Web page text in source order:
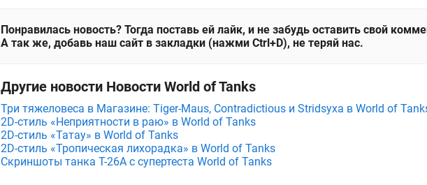
Понравилась новость? Тогда поставь ей лайк, и не забудь оставить свой
А так же, добавь наш сайт в закладки (нажми Ctrl+D), не теряй нас.
Другие новости Новости World of Tanks
Три тяжеловеса в Магазине: Tiger-Maus, Contradictious и Stridsyxa в World of
2D-стиль «Неприятности в раю» в World of Tanks
2D-стиль «Татау» в World of Tanks
2D-стиль «Тропическая лихорадка» в World of Tanks
Скриншоты танка T-26A с супертеста World of Tanks